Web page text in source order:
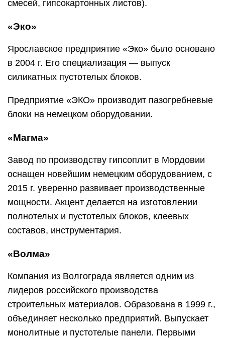
смесей, гипсокартонных листов).
«Эко»
Ярославское предприятие «Эко» было основано
в 2004 г. Его специализация — выпуск
силикатных пустотелых блоков.
Предприятие «ЭКО» производит пазогребневые
блоки на немецком оборудовании.
«Магма»
Завод по производству гипсоплит в Мордовии
оснащен новейшим немецким оборудованием, с
2015 г. уверенно развивает производственные
мощности. Акцент делается на изготовлении
полнотелых и пустотелых блоков, клеевых
составов, инструментария.
«Волма»
Компания из Волгограда является одним из
лидеров российского производства
строительных материалов. Образована в 1999 г.,
объединяет несколько предприятий. Выпускает
монолитные и пустотелые панели. Первыми